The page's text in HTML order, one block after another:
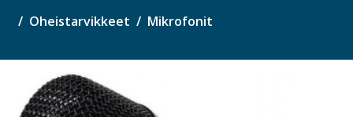
Oheistarvikkeet Mikrofonit